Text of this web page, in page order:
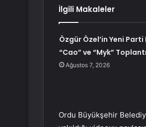
İlgili Makaleler
Özgür Özel’in Yeni
“Cao” ve “Myk”
Ağustos 7, 2026
Ordu Büyükşehir